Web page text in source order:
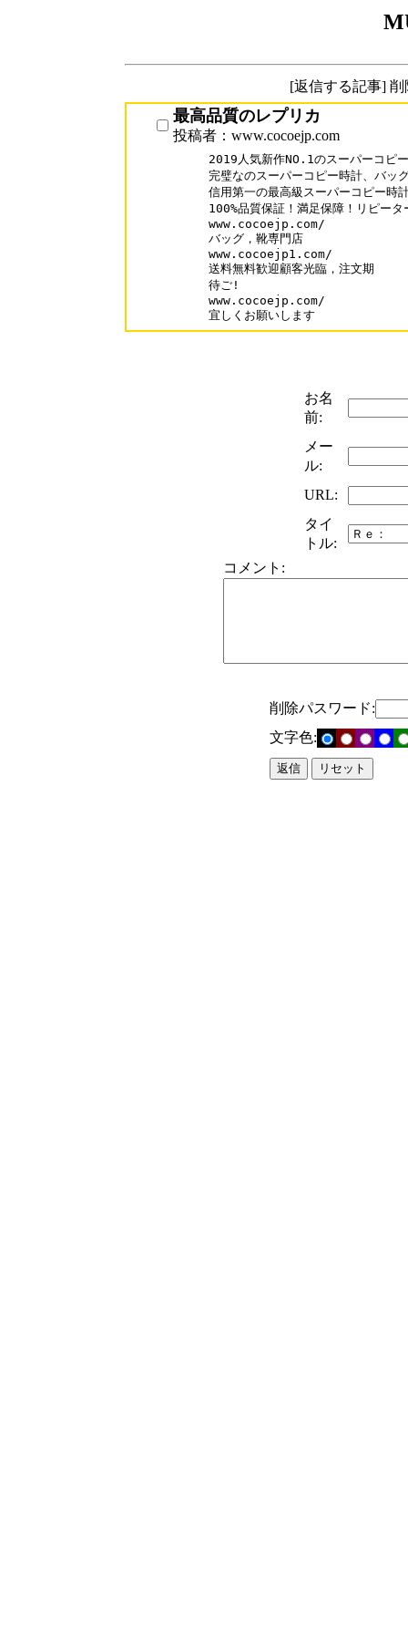
[返信する記事]
最高品質のレプリカ
投稿者：www.cocoejp.com
2019人気新作NO.1のスーパーコピ
完璧なのスーパーコピー時計、バッ
信用第一の最高級スーパーコピー時
100%品質保証！満足保障！リピー
www.cocoejp.com/
バッグ，靴専門店
www.cocoejp1.com/
送料無料歓迎顧客光臨，注文期
待ご!
www.cocoejp.com/
宜しくお願いします
お名
前:
メー
ル:
URL:
タイ
トル:
コメント:
削除パスワード:
文字色: